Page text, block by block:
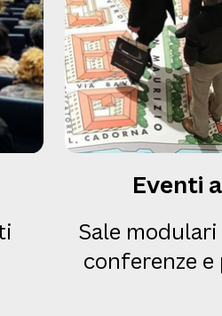
Eventi
Sale
conferenze